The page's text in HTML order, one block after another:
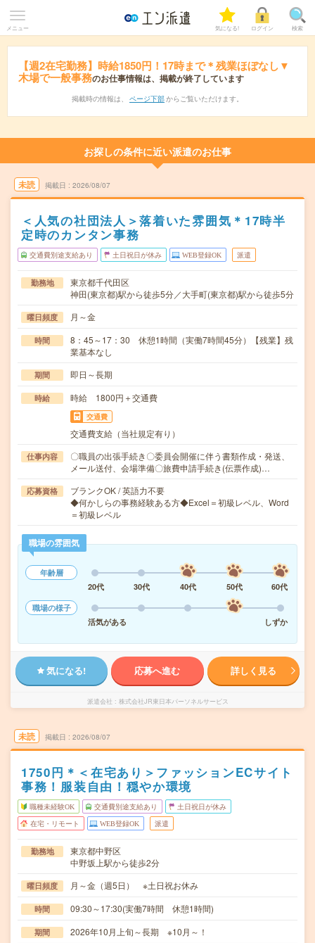
メニュー 気になる! ログイン 検索
【週2在宅勤務】時給1850円！17時まで＊残業ほぼなし▼
木場で一般事務のお仕事情報は、掲載が終了しています
掲載時の情報は、 ページ下部 からご覧いただけます。
お探しの条件に近い派遣のお仕事
未読 掲載日 2026/08/07
＜人気の社団法人＞落着いた雰囲気＊17時半
定時のカンタン事務
交通費別途支給あり 土日祝日が休み WEB登録OK 派遣
勤務地
東京都千代田区
神田(東京都)駅から徒歩5分／大手町(東京都)駅から徒歩5分
曜日頻度 月～金
時間
8：45～17：30 休憩1時間（実働7時間45分）【残業】残
業基本なし
期間 即日～長期
時給 時給 1800円＋交通費
交通費
交通費支給（当社規定有り）
仕事内容
〇職員の出張手続き〇委員会開催に伴う書類作成・発送、
メール送付、会場準備〇旅費申請手続き(伝票作成)…
応募資格
ブランクOK / 英語力不要
◆何かしらの事務経験ある方◆Excel＝初級レベル、Word
＝初級レベル
職場の雰囲気
年齢層
20代
30代 40代 50代
60代
職場の様子
活気がある
しずか
気になる! 応募へ進む 詳しく見る
派遣会社 株式会社JR東日本パーソネルサービス
未読 掲載日 2026/08/07
1750円＊＜在宅あり＞ファッションECサイト
事務！服装自由！穏やか環境
職種未経験OK 交通費別途支給あり 土日祝日が休み
在宅・リモート WEB登録OK 派遣
勤務地
東京都中野区
中野坂上駅から徒歩2分
曜日頻度 月～金（週5日） ※土日祝お休み
時間 09:30～17:30(実働7時間 休憩1時間)
期間 2026年10月上旬～長期 ※10月～！